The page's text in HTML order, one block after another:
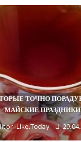
ТОЧНО
МАЙСКИЕ ПРАЗДНИКИ
iLike.Today